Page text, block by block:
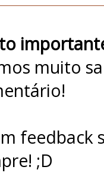
muito
;D